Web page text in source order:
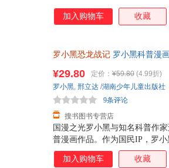
加入购物车 收藏
罗小黑恐龙战记 罗小黑科普漫
国漫之光罗小黑与知名科普作
普漫画作品。作为国民IP，罗
画于2011年开始播放，B站播
亿票房，同名漫画书2015年上
¥29.80 定价： ¥59.80 (4.99折)
搜书图书专营店
9条评论
罗小黑, 邢立达 /湖南少年儿童出版社
加入购物车 收藏